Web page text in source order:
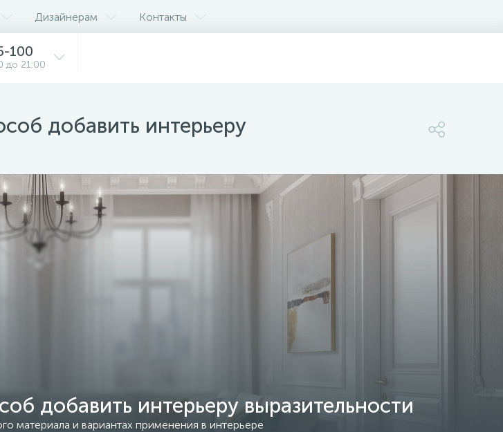
Дизайнерам Контакты
100
до 21:00
добавить интерьеру
добавить интерьеру выразительности
материала и вариантах применения в интерьере